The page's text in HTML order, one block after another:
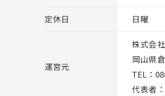
定休日 日曜
運営元
株式会
岡山県
TEL：
代表者